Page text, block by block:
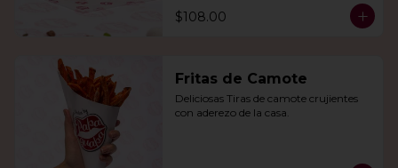
$108.00
Fritas de Camote
Deliciosas Tiras de camote crujientes
con aderezo de la casa.